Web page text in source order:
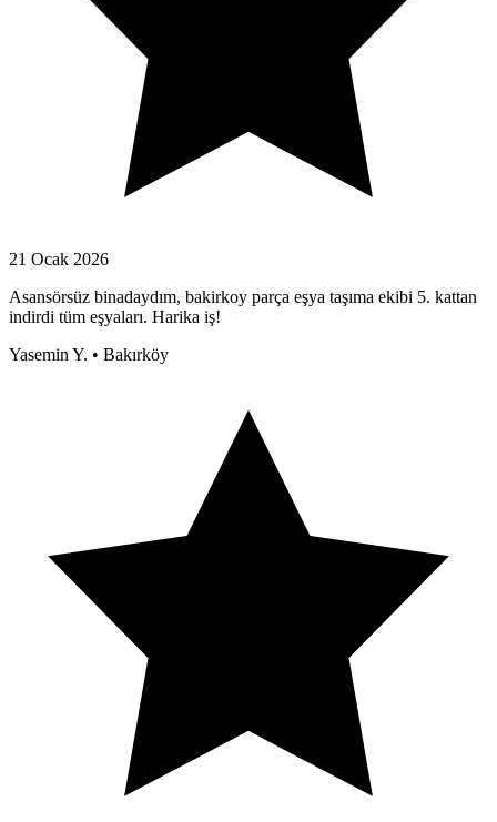
21 Ocak 2026
Asansörsüz binadaydım, bakirkoy parça eşya taşıma ekibi 5. kattan
indirdi tüm eşyaları. Harika iş!
Yasemin Y. • Bakırköy